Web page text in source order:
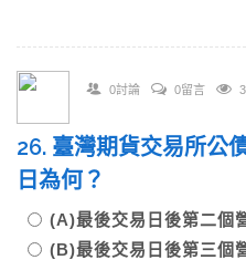
0討論 0留言
26. 臺灣期貨交易所公
日為何？
(A)最後交易日後第二個
(B)最後交易日後第三個